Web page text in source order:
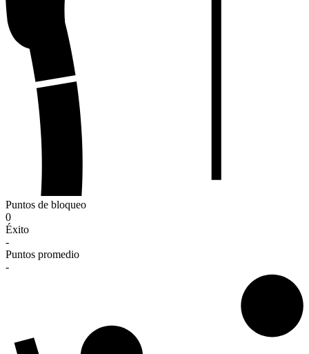
Puntos de bloqueo
0
Éxito
-
Puntos promedio
-